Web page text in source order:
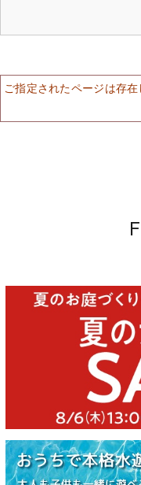
ご指定されたページは存在